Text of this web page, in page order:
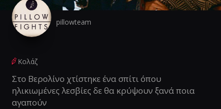
pillowteam
Κολάζ
Στο Βερολίνο χτίστηκε ένα σπίτι όπου
ηλικιωμένες λεσβίες δε θα κρύψουν ξανά ποια
αγαπούν